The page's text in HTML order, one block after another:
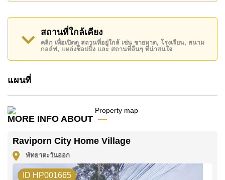
พื้นที่ครัวรองรับการใช้งานได้ดีทั้งในชีวิตประจำวัน
และการทำอาหารแบบจริงจัง โดยมีทั้งครัวยุโรป ครัว
อินเทอร์เน็ตไฟเบอร์ออปติก Smart TV ประตูไฟฟ้า
และสวนส่วนตัว
การอยู่อาศัยภายใน Raviporn City Home Village ยัง
24 ชั่วโมง ประตูทางเข้าแบบมีระบบควบคุม มินิมาร์ท
ภายในโครงการ และสระว่ายน้ำส่วนกลางของ
หมู่บ้าน
สถานที่ใกล้เคียง
คลิก เพื่อเปิดดู สถานที่อยู่ใกล้ เช่น ชายหาด, โรงเรียน, สนาม
กอล์ฟ, แหล่งช็อปปิ้ง และ สถานที่อื่นๆ ที่น่าสนใจ
แผนที่
MORE INFO ABOUT
Raviporn City Home Village
พัทยาตะวันออก
ID HP001665